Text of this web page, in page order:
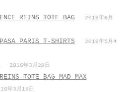
REINS TOTE BAG
2016年6月
PARIS T-SHIRTS
2016年5月4
2016年3月28日
TOTE BAG MAD MAX
年3月16日